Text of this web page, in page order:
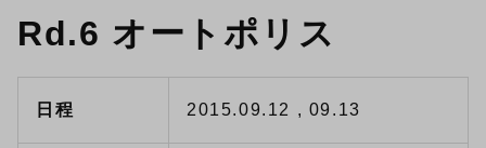
Rd.6 オートポリス
日程 2015.09.12 , 09.13